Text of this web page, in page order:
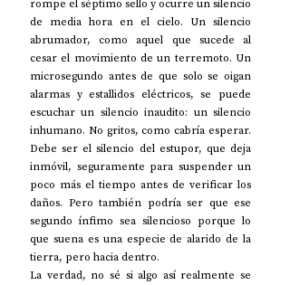
rompe el séptimo sello y ocurre un silencio
de media hora en el cielo. Un silencio
abrumador, como aquel que sucede al
cesar el movimiento de un terremoto. Un
microsegundo antes de que solo se oigan
alarmas y estallidos eléctricos, se puede
escuchar un silencio inaudito: un silencio
inhumano. No gritos, como cabría esperar.
Debe ser el silencio del estupor, que deja
inmóvil, seguramente para suspender un
poco más el tiempo antes de verificar los
daños. Pero también podría ser que ese
segundo ínfimo sea silencioso porque lo
que suena es una especie de alarido de la
tierra, pero hacia dentro.
La verdad, no sé si algo así realmente se